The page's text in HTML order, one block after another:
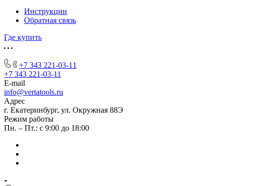
Инструкции
Обратная связь
Где купить
+7 343 221-03-11
+7 343 221-03-11
E-mail
info@vertatools.ru
Адрес
г. Екатеринбург, ул. Окружная 88Э
Режим работы
Пн. – Пт.: с 9:00 до 18:00